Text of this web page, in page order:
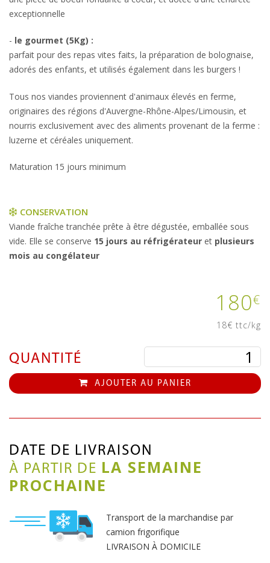
exceptionnelle
- le gourmet (5Kg) :
parfait pour des repas vites faits, la préparation de bolognaise,
adorés des enfants, et utilisés également dans les burgers !
Tous nos viandes proviennent d'animaux élevés en ferme,
originaires des régions d'Auvergne-Rhône-Alpes/Limousin, et
nourris exclusivement avec des aliments provenant de la ferme :
luzerne et céréales uniquement.
Maturation 15 jours minimum
CONSERVATION
Viande fraîche tranchée prête à être dégustée, emballée sous
vide. Elle se conserve 15 jours au réfrigérateur et plusieurs
mois au congélateur
180€
18€ ttc/kg
QUANTITÉ
AJOUTER AU PANIER
DATE DE LIVRAISON
À PARTIR DE LA SEMAINE
PROCHAINE
Transport de la marchandise par
camion frigorifique
LIVRAISON À DOMICILE